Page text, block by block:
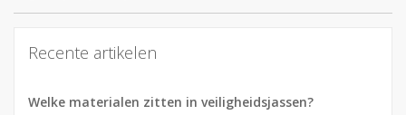
Recente artikelen
Welke materialen zitten in veiligheidsjassen?